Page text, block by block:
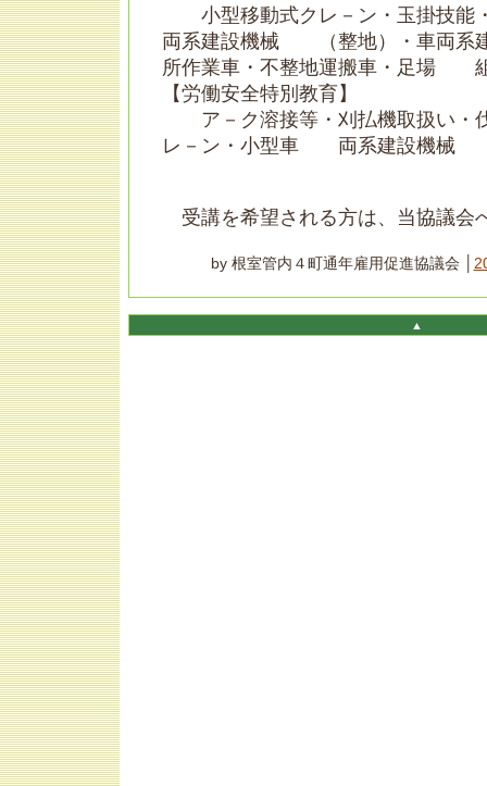
小型移動式クレ－ン・玉掛技能
両系建設機械 （整地）・車両系
所作業車・不整地運搬車・足場
【労働安全特別教育】
ア－ク溶接等・刈払機取扱い・
レ－ン・小型車 両系建設機械
受講を希望される方は、当協議会
by 根室管内４町通年雇用促進協議会 │
▲